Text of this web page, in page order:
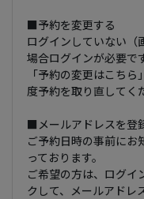
■予約を変更する
ログインしていない（
場合ログインが必要で
「予約の変更はこち
度予約を取り直してく
■メールアドレスを登
ご予約日時の事前にお
っております。
ご希望の方は、ログイ
クして、メールアドレ